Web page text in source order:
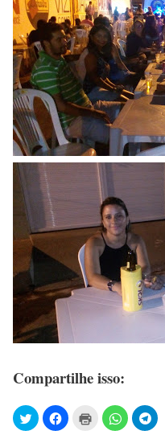
Compartilhe isso: